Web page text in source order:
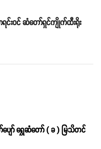
ရင်းဝင် ဆံတော်ရှင်ကျိုက်ထီးရိုး
ော် ရွှေဆံတော် ( ခ ) မြသိတင်